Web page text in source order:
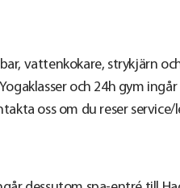
vattenkokare, strykjärn
och 24h gym
oss om du reser service/